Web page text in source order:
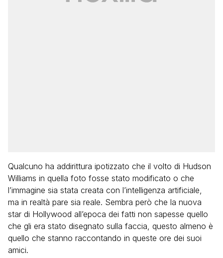
Qualcuno ha addirittura ipotizzato che il volto di Hudson
Williams in quella foto fosse stato modificato o che
l’immagine sia stata creata con l’intelligenza artificiale,
ma in realtà pare sia reale. Sembra però che la nuova
star di Hollywood all’epoca dei fatti non sapesse quello
che gli era stato disegnato sulla faccia, questo almeno è
quello che stanno raccontando in queste ore dei suoi
amici.